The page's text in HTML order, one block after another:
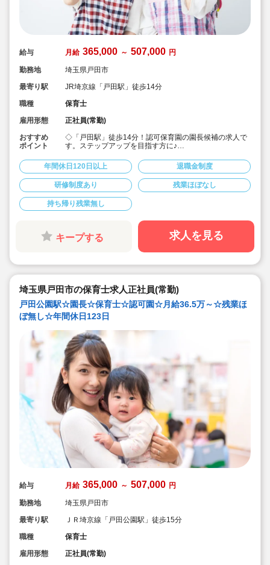
給与 月給 365,000 ～ 507,000 円
勤務地
埼玉県戸田市
最寄り駅
JR埼京線「戸田駅」徒歩14分
職種
保育士
雇用形態
正社員(常勤)
おすすめ
ポイント
◇「戸田駅」徒歩14分！認可保育園の園長候補の求人で
す。ステップアップを目指す方に♪
らに賞与3か月・残業は少なめと好条件です♪
◇年間休日123日！有給休暇は入社2カ月後に3日、半年
後に13日付与☆プライベートを大事にしながら働けま
す。
◇宿舎借上げ制度利用可！初期費用・引っ越し費用補助
あり！借り上げ利用されない方にもしっかり住宅手当て
があります♪
◇残業ゼロ推進 / 持ち帰り残業禁止 / 有給消化率も94.5%
◇各種手当てや社内割引など福利厚生が充実
◇多彩なキャリアアップ研修 / 年間100以上実施 / 万全の
年間休日120日以上 退職金制度
研修制度あり 残業ほぼなし
持ち帰り残業無し
キープする 求人を見る
埼玉県戸田市の保育士求人正社員(常勤)
戸田公園駅☆園長☆保育士☆認可園☆月給36.5万～☆残業ほ
ぼ無し☆年間休日123日
給与 月給 365,000 ～ 507,000 円
勤務地
埼玉県戸田市
最寄り駅
ＪＲ埼京線「戸田公園駅」徒歩15分
職種
保育士
雇用形態
正社員(常勤)